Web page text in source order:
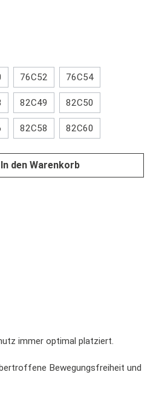
76C52 76C54
82C49 82C50
82C58 82C60
In den Warenkorb
immer optimal platziert.
Bewegungsfreiheit und